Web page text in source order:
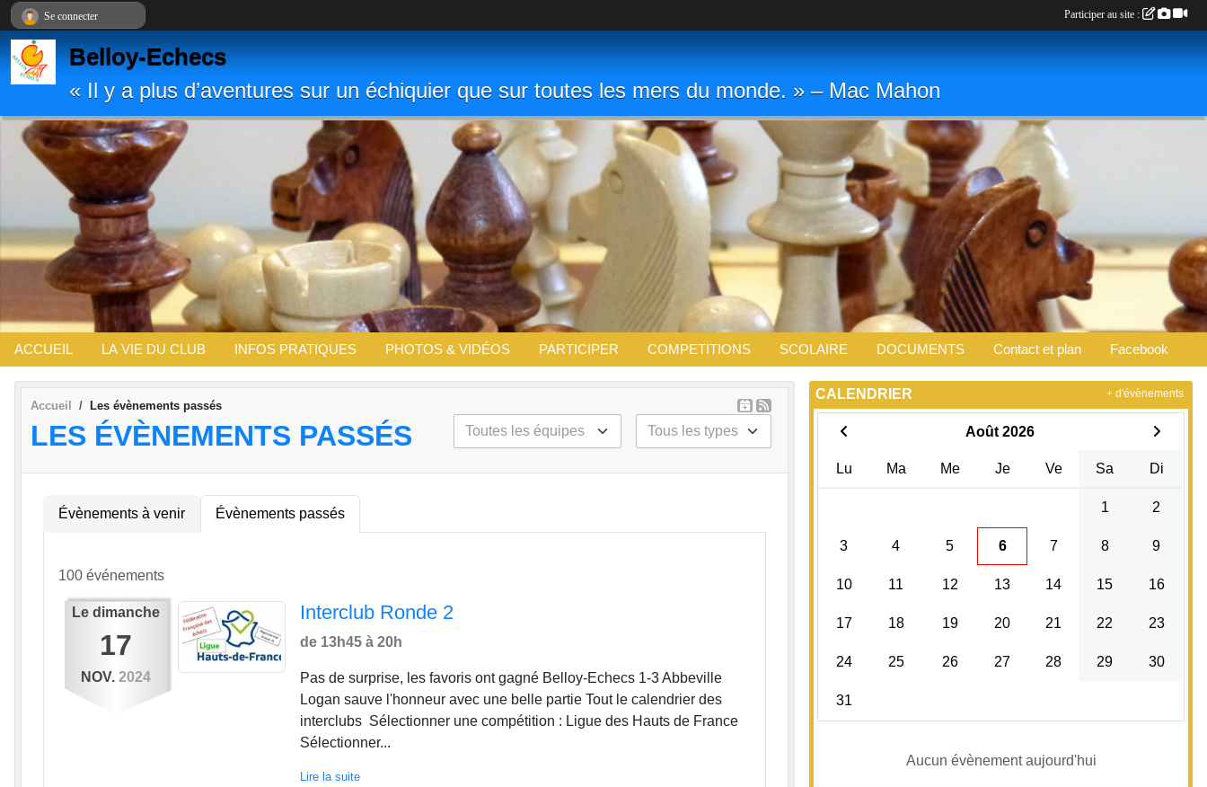
Belloy-Echecs
« Il y a plus d’aventures sur un échiquier que sur toutes les mers du monde. » – Mac Mahon
ACCUEIL LA VIE DU CLUB INFOS PRATIQUES PHOTOS & VIDÉOS PARTICIPER COMPETITIONS SCOLAIRE DOCUMENTS Contact et plan Facebook
Accueil Les évènements passés
LES ÉVÈNEMENTS PASSÉS
Évènements à venir Évènements passés
100 événements
Ledimanche
17
NOV. 2024
Interclub Ronde 2
de 13h45 à 20h
Pas de surprise, les favoris ont gagné Belloy-Echecs 1-3 Abbeville
Logan sauve l'honneur avec une belle partie Tout le calendrier des
interclubs Sélectionner une compétition : Ligue des Hauts de France
Sélectionner...
Lire la suite
CALENDRIER
Août 2026
Lu Ma Me Je Ve Sa Di
1 2
3 4 5 6 7 8 9
10 11 12 13 14 15 16
17 18 19 20 21 22 23
24 25 26 27 28 29 30
31
Aucun évènement aujourd'hui
+ d'évènements
Se connecter Participer au site :
Panneau de gestion des cookies